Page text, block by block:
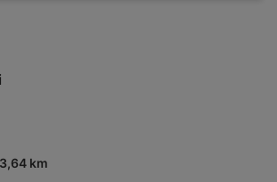
km